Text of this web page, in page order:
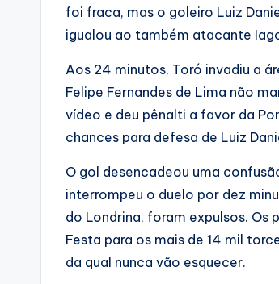
foi fraca, mas o goleiro Luiz
igualou ao também atacante
Aos 24 minutos, Toró invadiu a
Felipe Fernandes de Lima não
vídeo e deu pênalti a favor da
chances para defesa de Luiz
O gol desencadeou uma
interrompeu o duelo por dez
do Londrina, foram expulsos. Os
Festa para os mais de 14 mil
da qual nunca vão esquecer.